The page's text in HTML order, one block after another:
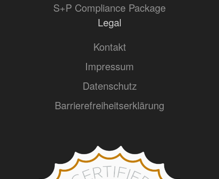
S+P Compliance Package
Legal
Kontakt
Impressum
Datenschutz
Barrierefreiheitserklärung